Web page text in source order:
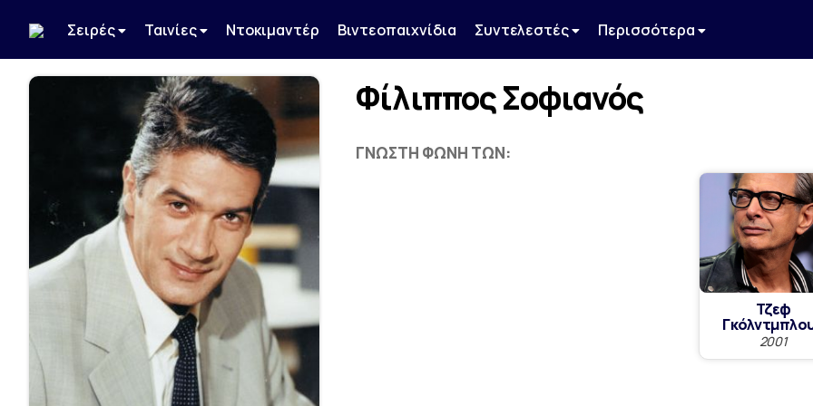
Σειρές Ταινίες Ντοκιμαντέρ Βιντεοπαιχνίδια Συντελεστές Περισσότερα
Φίλιππος Σοφιανός
ΓΝΩΣΤΉ ΦΩΝΉ ΤΩΝ:
Τζεφ
2001